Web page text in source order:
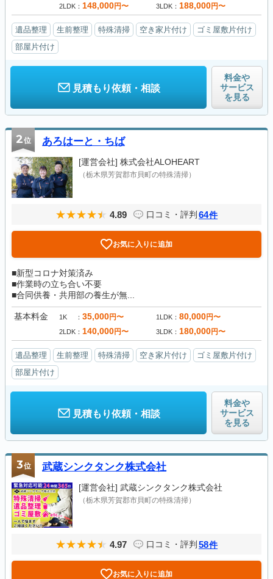
2LDK 148,000円〜 3LDK 188,000円〜
遺品整理 生前整理 特殊清掃 空き家片付け
ゴミ屋敷片付け
部屋片付け
見積もり依頼・相談
料金や
サービス
を見る
2位 あろはーと・ちば
[運営会社] 株式会社ALOHEART
（栃木県芳賀郡市貝町の特殊清掃）
4.89 口コミ・評判 64件
お気に入りに追加
■新型コロナ対策済み
■作業時の立ち合い不要
■合同供養・共用部の養生が無...
基本料金 1K 35,000円〜 1LDK 80,000円〜
2LDK 140,000円〜 3LDK 180,000円〜
遺品整理 生前整理 特殊清掃 空き家片付け
ゴミ屋敷片付け
部屋片付け
見積もり依頼・相談
料金や
サービス
を見る
3位 武蔵シンクタンク株式会社
[運営会社] 武蔵シンクタンク株式会社
（栃木県芳賀郡市貝町の特殊清掃）
4.97 口コミ・評判 58件
お気に入りに追加